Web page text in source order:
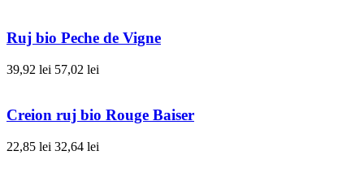
Ruj bio Peche de Vigne
39,92 lei 57,02 lei
Creion ruj bio Rouge Baiser
22,85 lei 32,64 lei